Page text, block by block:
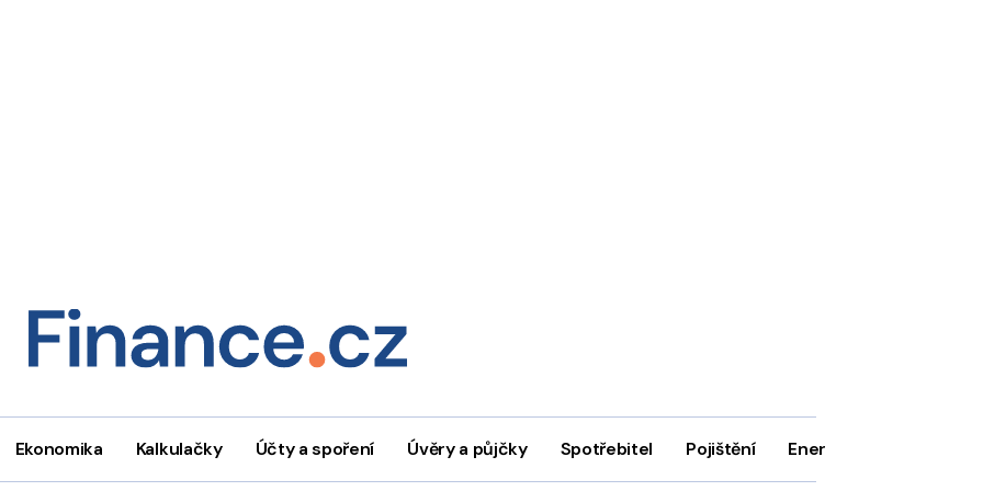
Ekonomika Kalkulačky Účty a spoření Úvěry a půjčky Spotřebitel Pojištění Energie